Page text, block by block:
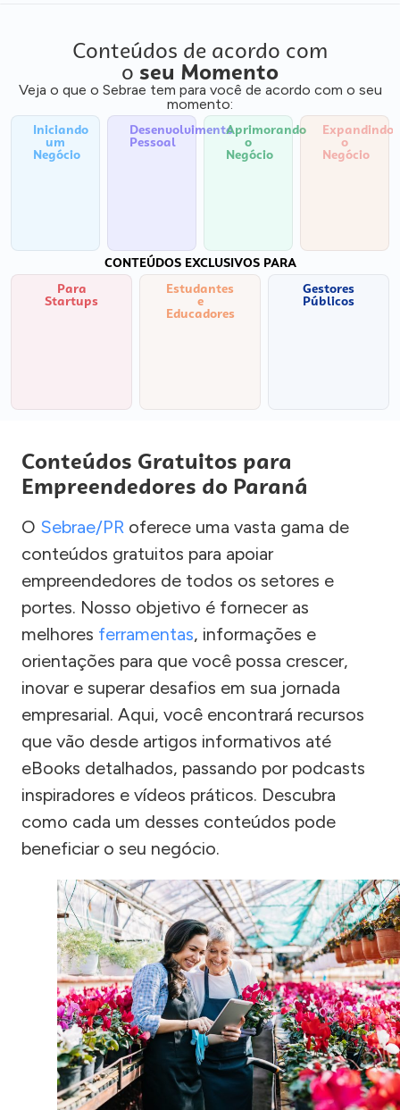
Conteúdos de acordo com
o seu Momento
Veja o que o Sebrae tem para você de acordo com o seu
momento:
Iniciando
um
Negócio
Desenvolvimento
Pessoal
Aprimorando
o
Negócio
Expandindo
o
Negócio
CONTEÚDOS EXCLUSIVOS PARA
Para
Startups
Estudantes
e
Educadores
Gestores
Públicos
Conteúdos Gratuitos para
Empreendedores do Paraná
O Sebrae/PR oferece uma vasta gama de
conteúdos gratuitos para apoiar
empreendedores de todos os setores e
portes. Nosso objetivo é fornecer as
melhores ferramentas, informações e
orientações para que você possa crescer,
inovar e superar desafios em sua jornada
empresarial. Aqui, você encontrará recursos
que vão desde artigos informativos até
eBooks detalhados, passando por podcasts
inspiradores e vídeos práticos. Descubra
como cada um desses conteúdos pode
beneficiar o seu negócio.